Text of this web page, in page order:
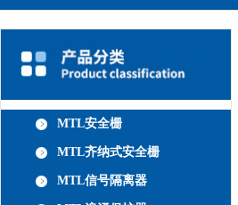
MTL安全栅
MTL齐纳式安全栅
MTL信号隔离器